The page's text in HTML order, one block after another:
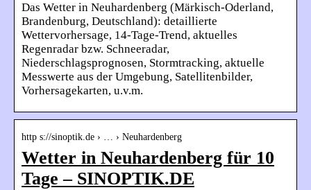
Das Wetter in Neuhardenberg (Märkisch-Oderland,
Brandenburg, Deutschland): detaillierte
Wettervorhersage, 14-Tage-Trend, aktuelles
Regenradar bzw. Schneeradar,
Niederschlagsprognosen, Stormtracking, aktuelle
Messwerte aus der Umgebung, Satellitenbilder,
Vorhersagekarten, u.v.m.
http s://sinoptik.de › … › Neuhardenberg
Wetter in Neuhardenberg für 10
Tage – SINOPTIK.DE